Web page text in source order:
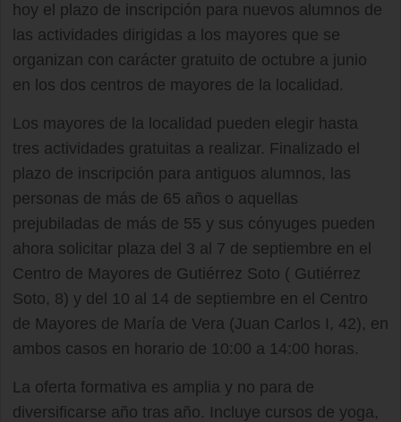
hoy el plazo de inscripción para nuevos alumnos de
las actividades dirigidas a los mayores que se
organizan con carácter gratuito de octubre a junio
en los dos centros de mayores de la localidad.
Los mayores de la localidad pueden elegir hasta
tres actividades gratuitas a realizar. Finalizado el
plazo de inscripción para antiguos alumnos, las
personas de más de 65 años o aquellas
prejubiladas de más de 55 y sus cónyuges pueden
ahora solicitar plaza del 3 al 7 de septiembre en el
Centro de Mayores de Gutiérrez Soto ( Gutiérrez
Soto, 8) y del 10 al 14 de septiembre en el Centro
de Mayores de María de Vera (Juan Carlos I, 42), en
ambos casos en horario de 10:00 a 14:00 horas.
La oferta formativa es amplia y no para de
diversificarse año tras año. Incluye cursos de yoga,